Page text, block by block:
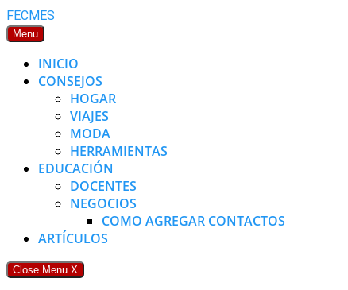
Skip
to
FECMES
Menu
INICIO
CONSEJOS
HOGAR
VIAJES
MODA
HERRAMIENTAS
EDUCACIÓN
DOCENTES
NEGOCIOS
COMO AGREGAR CONTACTOS
ARTÍCULOS
Close Menu X